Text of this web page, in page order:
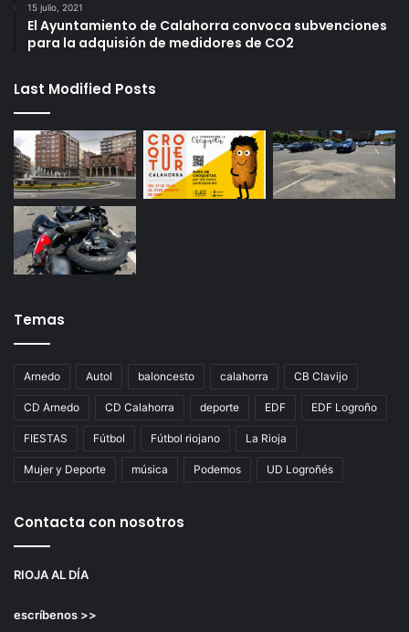
15 julio, 2021
El Ayuntamiento de Calahorra convoca subvenciones
para la adquisión de medidores de CO2
Last Modified Posts
Temas
Arnedo Autol baloncesto calahorra CB Clavijo
CD Arnedo CD Calahorra deporte EDF EDF Logroño
FIESTAS Fútbol Fútbol riojano La Rioja
Mujer y Deporte música Podemos UD Logroñés
Contacta con nosotros
RIOJA AL DÍA
escríbenos >>